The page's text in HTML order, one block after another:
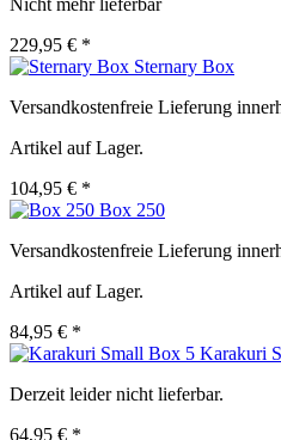
Nicht mehr lieferbar
229,95 € *
Sternary Box
Versandkostenfreie Lieferung
Artikel auf Lager.
104,95 € *
Box 250
Versandkostenfreie Lieferung
Artikel auf Lager.
84,95 € *
Karakuri
Derzeit leider nicht lieferbar.
64,95 € *